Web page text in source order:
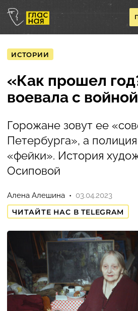
ИСТОРИИ
«Как прошел
воевала с
Горожане зовут ее
Петербурга», а
«фейки». История
Осиповой
Алена Алешина
03.04.2023
ЧИТАЙТЕ НАС В TELEGRAM